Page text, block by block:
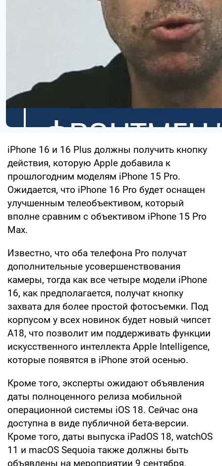
iPhone 16 и 16 Plus должны получить кнопку
действия, которую Apple добавила к
прошлогодним моделям iPhone 15 Pro.
Ожидается, что iPhone 16 Pro будет оснащен
улучшенным телеобъективом, который
вполне сравним с объективом iPhone 15 Pro
Max.
Известно, что оба телефона Pro получат
дополнительные усовершенствования
камеры, тогда как все четыре модели iPhone
16, как предполагается, получат кнопку
захвата для более простой фотосъемки. Под
корпусом у всех новинок будет новый чипсет
A18, что позволит им поддерживать функции
искусственного интеллекта Apple Intelligence,
которые появятся в iPhone этой осенью.
Кроме того, эксперты ожидают объявления
даты полноценного релиза мобильной
операционной системы iOS 18. Сейчас она
доступна в виде публичной бета-версии.
Кроме того, даты выпуска iPadOS 18, watchOS
11 и macOS Sequoia также должны быть
объявлены на мероприятии 9 сентября.